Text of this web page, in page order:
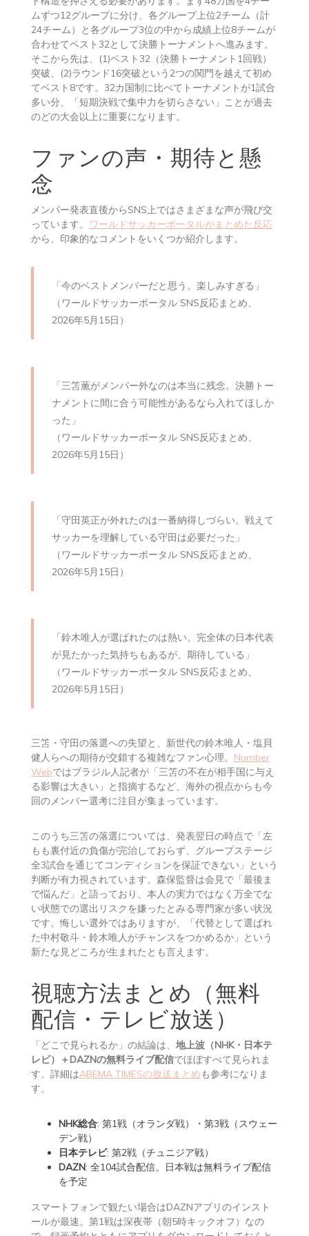
ムずつ12グループに分け、各グループ上位2チーム（計
24チーム）と各グループ3位の中から成績上位8チームが
合わせてベスト32として決勝トーナメントへ進みます。
そこから先は、(1)ベスト32（決勝トーナメント1回戦）
突破、(2)ラウンド16突破という2つの関門を越えて初め
てベスト8です。32カ国制に比べてトーナメントが1試合
多い分、「短期決戦で集中力を切らさない」ことが過去
のどの大会以上に重要になります。
ファンの声・期待と懸
念
メンバー発表直後からSNS上ではさまざまな声が飛び交
っています。
ワールドサッカーポータルがまとめた反応
から、印象的なコメントをいくつか紹介します。
「今のベストメンバーだと思う。楽しみすぎる」
（ワールドサッカーポータル SNS反応まとめ、
2026年5月15日）
「三笘薫がメンバー外なのは本当に残念。決勝トー
ナメントに間に合う可能性があるなら入れてほしか
った」
（ワールドサッカーポータル SNS反応まとめ、
2026年5月15日）
「守田英正が外れたのは一番納得しづらい。戦えて
サッカーを理解している守田は必要だった」
（ワールドサッカーポータル SNS反応まとめ、
2026年5月15日）
「鈴木唯人が選ばれたのは熱い。完全体の日本代表
が見たかった気持ちもあるが、期待している」
（ワールドサッカーポータル SNS反応まとめ、
2026年5月15日）
三笘・守田の落選への失望と、新世代の鈴木唯人・塩貝
健人らへの期待が交錯する複雑なファン心理。 Number
Webではブラジル人記者が「三笘の不在が相手国に与え
る影響は大きい」と指摘するなど、海外の視点からも今
回のメンバー選考に注目が集まっています。
このうち三笘の落選については、発表翌日の時点で「左
もも裏付近の負傷が完治しておらず、グループステージ
全3試合を通じてコンディションを保証できない」という
判断が有力視されています。森保監督は会見で「最後ま
で悩んだ」と語っており、本人の実力ではなく万全でな
い状態での選出リスクを嫌ったとみる専門家が多い状況
です。悔しい選外ではありますが、「代替として選ばれ
た中村敬斗・鈴木唯人がチャンスをつかめるか」という
新たな見どころが生まれたとも言えます。
視聴方法まとめ（無料
配信・テレビ放送）
「どこで見られるか」の結論は、 地上波（NHK・日本テ
レビ）＋DAZNの無料ライブ配信でほぼすべて見られま
す。詳細はABEMA TIMESの放送まとめも参考になりま
す。
NHK総合: 第1戦（オランダ戦）・第3戦（スウェー
デン戦）
日本テレビ: 第2戦（チュニジア戦）
DAZN: 全104試合配信。日本戦は無料ライブ配信
を予定
スマートフォンで観たい場合はDAZNアプリのインスト
ールが最速。第1戦は深夜帯（朝5時キックオフ）なの